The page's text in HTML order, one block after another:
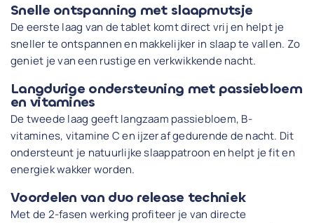
Snelle ontspanning met slaapmutsje
De eerste laag van de tablet komt direct vrij en helpt je
sneller te ontspannen en makkelijker in slaap te vallen. Zo
geniet je van een rustige en verkwikkende nacht.
Langdurige ondersteuning met passiebloem
en vitamines
De tweede laag geeft langzaam passiebloem, B-
vitamines, vitamine C en ijzer af gedurende de nacht. Dit
ondersteunt je natuurlijke slaappatroon en helpt je fit en
energiek wakker worden.
Voordelen van duo release techniek
Met de 2-fasen werking profiteer je van directe